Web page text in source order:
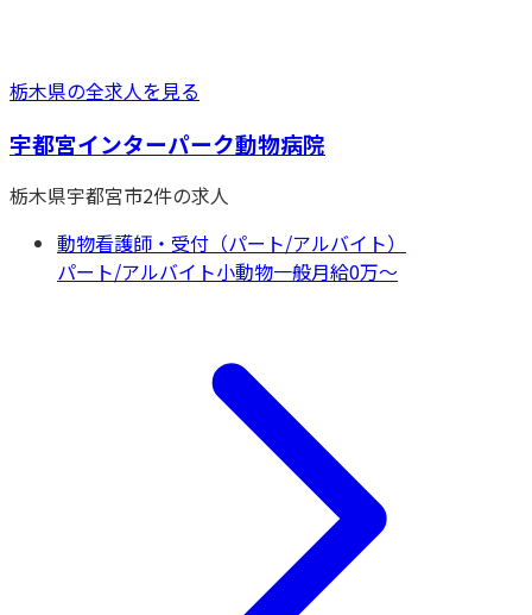
栃木県の全求人を見る
宇都宮インターパーク動物病院
栃木県宇都宮市2件の求人
動物看護師・受付（パート/アルバイト）
パート/アルバイト小動物一般月給0万〜